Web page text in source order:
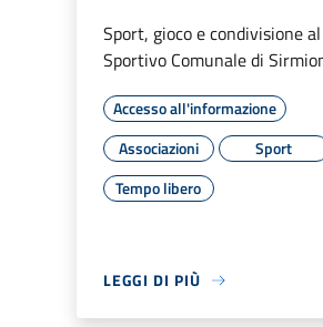
Sport, gioco e condivisione
Sportivo Comunale di
Accesso all'informazione
Associazioni
Sport
Tempo libero
LEGGI DI PIÙ